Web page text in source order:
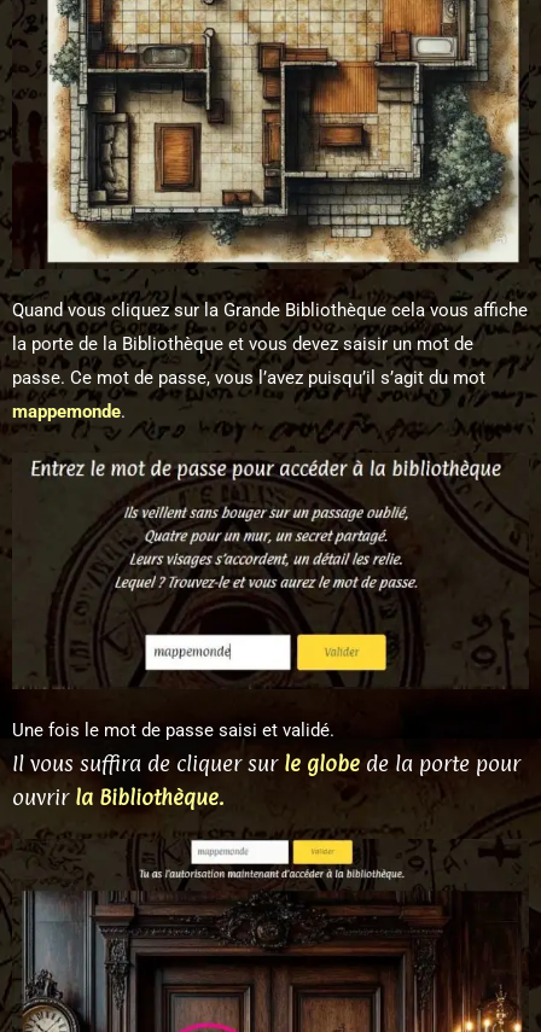
Quand vous cliquez sur la Grande Bibliothèque cela vous affiche
la porte de la Bibliothèque et vous devez saisir un mot de
passe. Ce mot de passe, vous l’avez puisqu’il s’agit du mot
mappemonde.
Une fois le mot de passe saisi et validé.
Il vous suffira de cliquer sur le globede la porte pour
ouvrir la Bibliothèque.